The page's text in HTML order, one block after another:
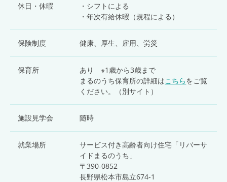
休日・休暇
・シフトによる
・年次有給休暇（規程による）
保険制度 健康、厚生、雇用、労災
保育所
あり ※1歳から3歳まで
まるのうち保育所の詳細はこちらをご覧
ください。（別サイト）
施設見学会 随時
就業場所
サービス付き高齢者向け住宅「リバーサ
イドまるのうち」
〒390-0852
長野県松本市島立674-1